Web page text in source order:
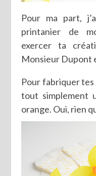
Pour ma part,
printanier de
exercer ta
Monsieur Dupont
Pour fabriquer tes
tout simplement
orange. Oui, rien